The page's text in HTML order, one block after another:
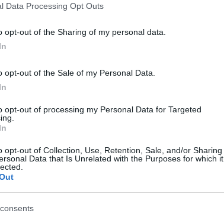
Data Processing Opt Outs
opt-out of the Sharing of my personal data.
opt-out of the Sale of my Personal Data.
opt-out of processing my Personal Data for Targeted
opt-out of Collection, Use, Retention, Sale, and/or Sharing
Data that Is Unrelated with the Purposes for which it
nella sezione